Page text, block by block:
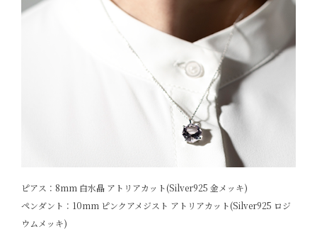
ピアス：8mm 白水晶 アトリアカット(Silver925 金メッキ)
ペンダント：10mm ピンクアメジスト アトリアカット(Silver925 ロジ
ウムメッキ)